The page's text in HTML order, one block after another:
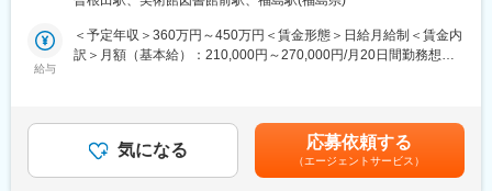
◎みなし公務員とも呼ばれるのが発注者支援業務です！
働く環境、退社時間や休日も公務員に準拠！発注者支援業務は職
なり、働きやすい環境が用意されています！
◎官公庁は「働き方改革」を推進する立場にあるので、残業は少
ない傾向です！社内・社外業務比率もほぼ50:50と、室内での事務
業務が多いのも特徴です！
未経験の方でも先輩社員が丁寧に指導し、業務を通じて必要な知
識やスキルを身につけていただけます。
製造部門やお客様とのやり取りもあり、多くの人と協力しながら
会社の信頼を支える、やりがいのある仕事です。
・ 製品の検査・品質チェック
・ 検査データの記録・管理
・ 品質に関する資料や報告書の作成
給与
＜予定年収＞360万円～450万円＜賃金形態＞日給月給制＜賃金内
訳＞月額（基本給）：210,000円～270,000円/月20日間勤務想定
績）・賞与：年2回（計4ヶ月分）賃金はあくまでも目安の金額で
あり、選考を通じて上下する可能性があります。月給(月額)は固定
気になる 応募依頼する
（エージェントサービス）